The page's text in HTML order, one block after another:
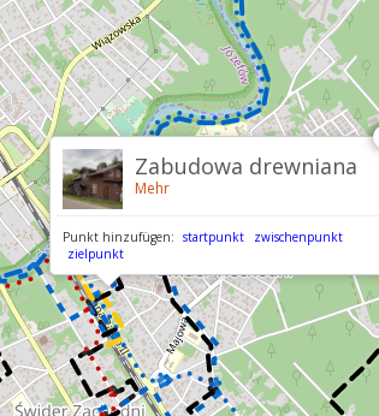
Zabudowa drewniana
Mehr
Punkt hinzufügen: startpunkt
zwischenpunkt
zielpunkt